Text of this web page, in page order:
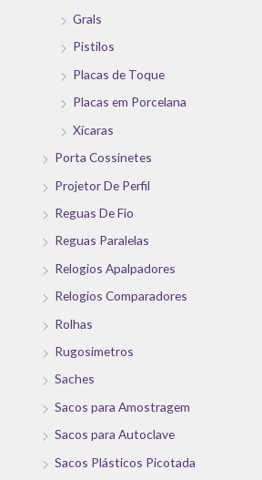
Grals
Pistilos
Placas de Toque
Placas em Porcelana
Xícaras
Porta Cossinetes
Projetor De Perfil
Reguas De Fio
Reguas Paralelas
Relogios Apalpadores
Relogios Comparadores
Rolhas
Rugosimetros
Saches
Sacos para Amostragem
Sacos para Autoclave
Sacos Plásticos Picotada